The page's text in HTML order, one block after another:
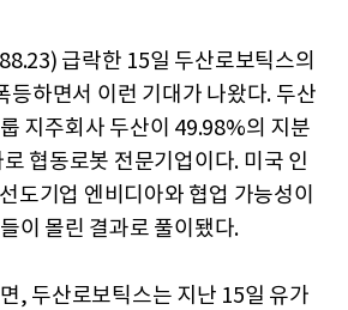
급락한 15일 두산로보틱스의
등하면서 이런 기대가 나왔다. 두산
지주회사 두산이 49.98%의 지분
협동로봇 전문기업이다. 미국 인
도기업 엔비디아와 협업 가능성이
이 몰린 결과로 풀이됐다.
, 두산로보틱스는 지난 15일 유가